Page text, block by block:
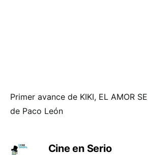
Primer avance de KIKI, EL AMOR
de Paco León
Cine en Serio